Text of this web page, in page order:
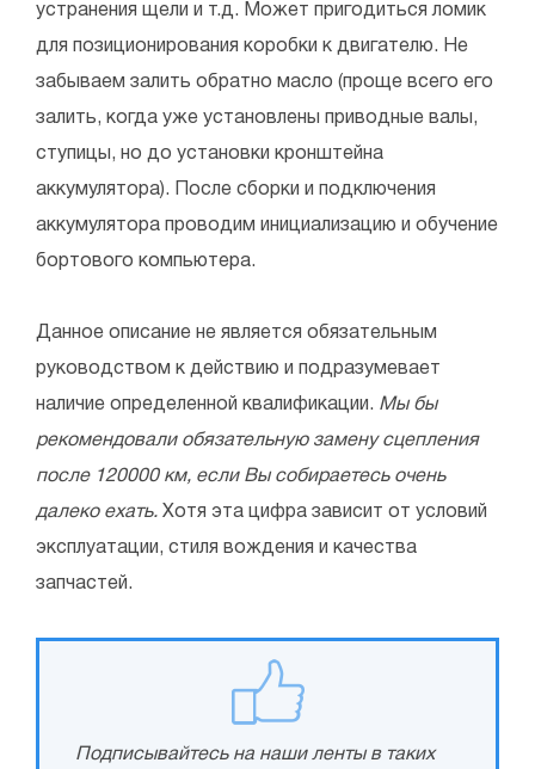
устранения щели и т.д. Может пригодиться ломик
для позиционирования коробки к двигателю. Не
забываем залить обратно масло (проще всего его
залить, когда уже установлены приводные валы,
ступицы, но до установки кронштейна
аккумулятора). После сборки и подключения
аккумулятора проводим инициализацию и обучение
бортового компьютера.
Данное описание не является обязательным
руководством к действию и подразумевает
наличие определенной квалификации. Мы бы
рекомендовали обязательную замену сцепления
после 120000 км, если Вы собираетесь очень
далеко ехать. Хотя эта цифра зависит от условий
эксплуатации, стиля вождения и качества
запчастей.
Подписывайтесь на наши ленты в таких